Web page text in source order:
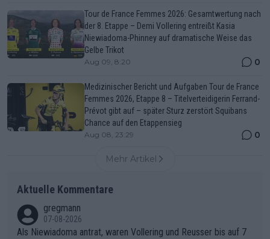
Tour de France Femmes 2026: Gesamtwertung nach
der 8. Etappe – Demi Vollering entreißt Kasia
Niewiadoma-Phinney auf dramatische Weise das
Gelbe Trikot
Aug 09, 8:20 0
Medizinischer Bericht und Aufgaben Tour de France
Femmes 2026, Etappe 8 – Titelverteidigerin Ferrand-
Prévot gibt auf – später Sturz zerstört Squibans
Chance auf den Etappensieg
Aug 08, 23:29 0
Mehr Artikel
Aktuelle Kommentare
gregmann
07-08-2026
Als Niewiadoma antrat, waren Vollering und Reusser bis auf 7